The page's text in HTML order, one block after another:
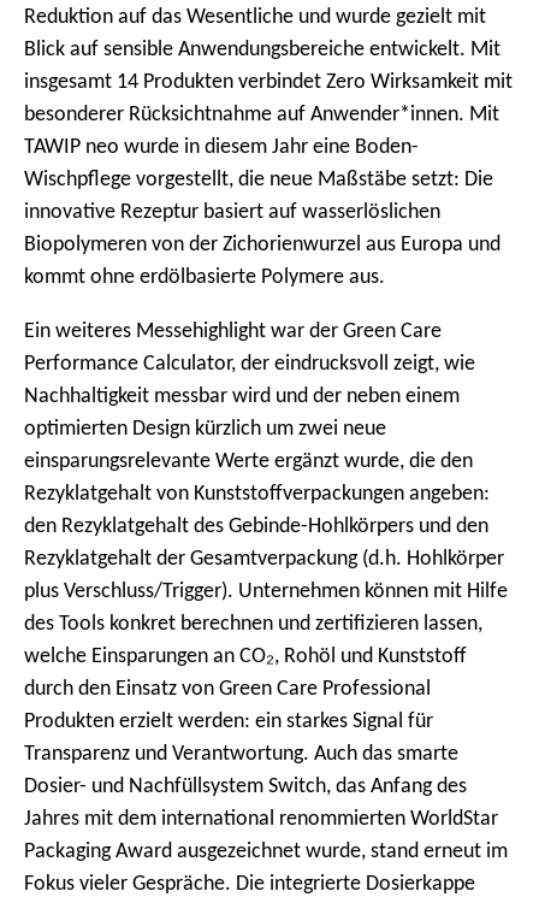
Reduktion auf das Wesentliche und wurde gezielt mit
Blick auf sensible Anwendungsbereiche entwickelt. Mit
insgesamt 14 Produkten verbindet Zero Wirksamkeit mit
besonderer Rücksichtnahme auf Anwender*innen. Mit
TAWIP neo wurde in diesem Jahr eine Boden-
Wischpflege vorgestellt, die neue Maßstäbe setzt: Die
innovative Rezeptur basiert auf wasserlöslichen
Biopolymeren von der Zichorienwurzel aus Europa und
kommt ohne erdölbasierte Polymere aus.
Ein weiteres Messehighlight war der Green Care
Performance Calculator, der eindrucksvoll zeigt, wie
Nachhaltigkeit messbar wird und der neben einem
optimierten Design kürzlich um zwei neue
einsparungsrelevante Werte ergänzt wurde, die den
Rezyklatgehalt von Kunststoffverpackungen angeben:
den Rezyklatgehalt des Gebinde-Hohlkörpers und den
Rezyklatgehalt der Gesamtverpackung (d.h. Hohlkörper
plus Verschluss/Trigger). Unternehmen können mit Hilfe
des Tools konkret berechnen und zertifizieren lassen,
welche Einsparungen an CO₂, Rohöl und Kunststoff
durch den Einsatz von Green Care Professional
Produkten erzielt werden: ein starkes Signal für
Transparenz und Verantwortung. Auch das smarte
Dosier- und Nachfüllsystem Switch, das Anfang des
Jahres mit dem international renommierten WorldStar
Packaging Award ausgezeichnet wurde, stand erneut im
Fokus vieler Gespräche. Die integrierte Dosierkappe